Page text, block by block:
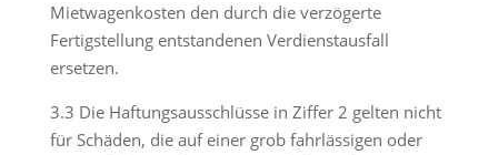
Mietwagenkosten den durch die verzögerte
Fertigstellung entstandenen Verdienstausfall
ersetzen.
3.3 Die Haftungsausschlüsse in Ziffer 2 gelten nicht
für Schäden, die auf einer grob fahrlässigen oder